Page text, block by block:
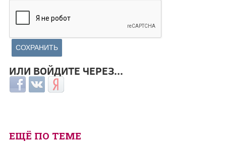
ИЛИ ВОЙДИТЕ ЧЕРЕЗ...
Login with Facebook
Login with ВКонтакте
Login with Яндекс
ЕЩЁ ПО ТЕМЕ